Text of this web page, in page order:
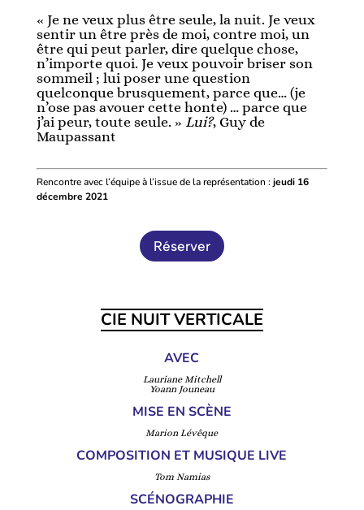
« Je ne veux plus être seule, la nuit. Je veux
sentir un être près de moi, contre moi, un
être qui peut parler, dire quelque chose,
n’importe quoi. Je veux pouvoir briser son
sommeil ; lui poser une question
quelconque brusquement, parce que… (je
n’ose pas avouer cette honte) … parce que
j’ai peur, toute seule. » Lui?, Guy de
Maupassant
Rencontre avec l’équipe à l’issue de la représentation : jeudi 16
décembre 2021
Réserver
CIE NUIT VERTICALE
AVEC
Lauriane Mitchell
Yoann Jouneau
MISE EN SCÈNE
Marion Lévêque
COMPOSITION ET MUSIQUE LIVE
Tom Namias
SCÉNOGRAPHIE